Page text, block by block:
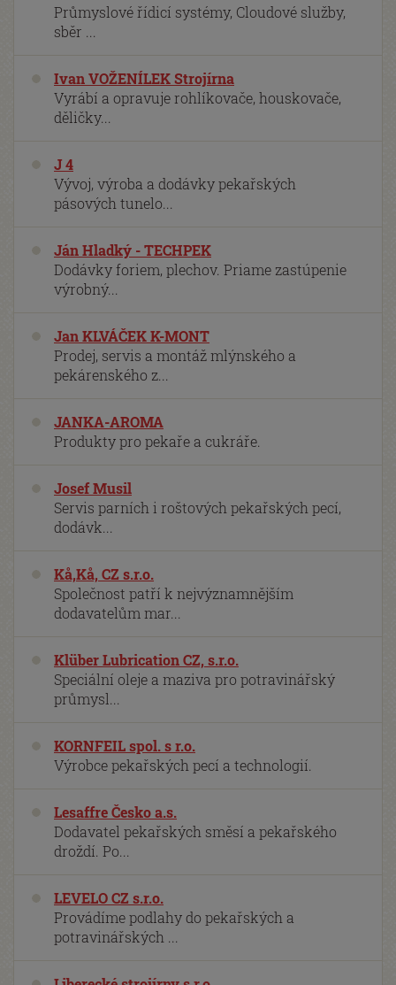
Průmyslové řídicí systémy, Cloudové služby,
sběr ...
Ivan VOŽENÍLEK Strojírna
Vyrábí a opravuje rohlíkovače, houskovače,
děličky...
J 4
Vývoj, výroba a dodávky pekařských
pásových tunelo...
Ján Hladký - TECHPEK
Dodávky foriem, plechov. Priame zastúpenie
výrobný...
Jan KLVÁČEK K-MONT
Prodej, servis a montáž mlýnského a
pekárenského z...
JANKA-AROMA
Produkty pro pekaře a cukráře.
Josef Musil
Servis parních i roštových pekařských pecí,
dodávk...
Kå,Kå, CZ s.r.o.
Společnost patří k nejvýznamnějším
dodavatelům mar...
Klüber Lubrication CZ, s.r.o.
Speciální oleje a maziva pro potravinářský
průmysl...
KORNFEIL spol. s r.o.
Výrobce pekařských pecí a technologií.
Lesaffre Česko a.s.
Dodavatel pekařských směsí a pekařského
droždí. Po...
LEVELO CZ s.r.o.
Provádíme podlahy do pekařských a
potravinářských ...